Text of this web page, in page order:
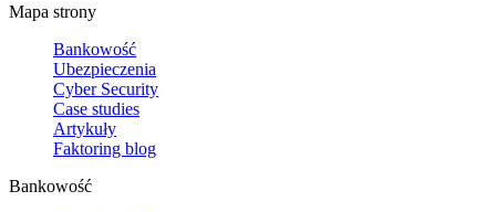
Mapa strony
Bankowość
Ubezpieczenia
Cyber Security
Case studies
Artykuły
Faktoring blog
Bankowość